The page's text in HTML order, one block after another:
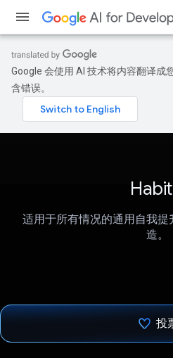
Google 会使用 AI 技术将内容翻译成
含错误。
适用于所有情况的通用自我
造。
投